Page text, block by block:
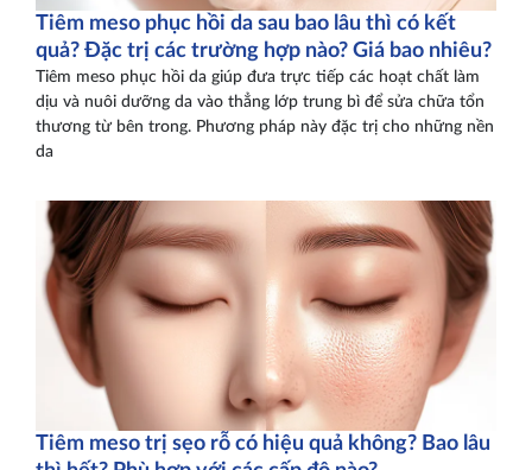
Tiêm meso phục hồi da sau bao lâu thì có kết
quả? Đặc trị các trường hợp nào? Giá bao nhiêu?
Tiêm meso phục hồi da giúp đưa trực tiếp các hoạt chất làm
dịu và nuôi dưỡng da vào thẳng lớp trung bì để sửa chữa tổn
thương từ bên trong. Phương pháp này đặc trị cho những nền
da
Tiêm meso trị sẹo rỗ có hiệu quả không? Bao lâu